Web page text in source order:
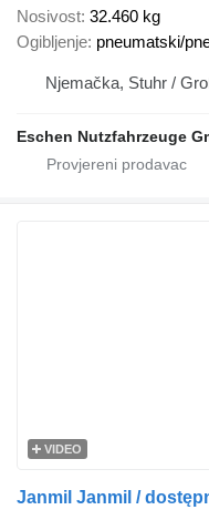
Nosivost 32.460 kg
Ogibljenje pneumatski/
Njemačka, Stuhr /
Eschen Nutzfahrzeuge
VIDEO